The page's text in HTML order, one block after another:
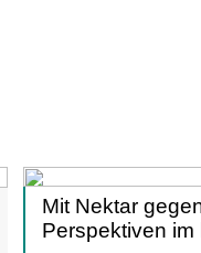
Mit Nektar
Perspektiven